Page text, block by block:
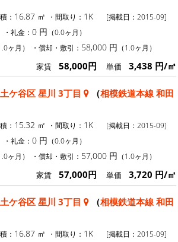
： 16.87 ㎡ ・間取り： 1K
[掲載日：2015-09]
・礼金： 0 円 （0.0ヶ月）
ヶ月） ・償却・敷引： 58,000 円 （1.0ヶ月）
家賃 58,000円 単価 3,438 円/㎡
ケ谷区 星川 3丁目 （相模鉄道本線 和田
： 15.32 ㎡ ・間取り： 1K
[掲載日：2015-09]
・礼金： 0 円 （0.0ヶ月）
ヶ月） ・償却・敷引： 57,000 円 （1.0ヶ月）
家賃 57,000円 単価 3,720 円/㎡
ケ谷区 星川 3丁目 （相模鉄道本線 和田
： 16.87 ㎡ ・間取り： 1K
[掲載日：2015-09]